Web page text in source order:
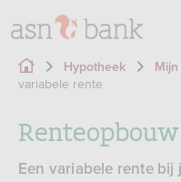
Hypotheek
variabele rente
Een variabele rente